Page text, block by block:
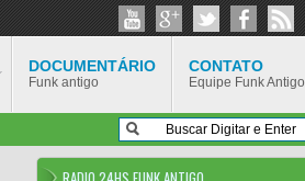
CONTATO
Equipe Funk Antigo
DOCUMENTÁRIO
Funk antigo